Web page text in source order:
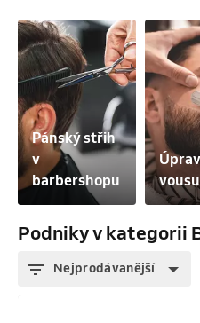
Pánský střih
v
barbershopu
vousu
Podniky v kategorii
Nejprodávanější